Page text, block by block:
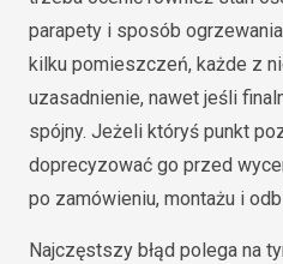
parapety i sposób
kilku pomieszczeń, każde z
uzasadnienie, nawet jeśli
spójny. Jeżeli któryś punkt
doprecyzować go przed
po zamówieniu, montażu i
Najczęstszy błąd polega na